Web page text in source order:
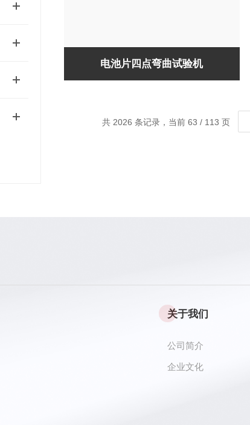
电池片四点弯曲试验机
共 2026 条记录，当前 63 / 113 页
关于我们
公司简介
企业文化